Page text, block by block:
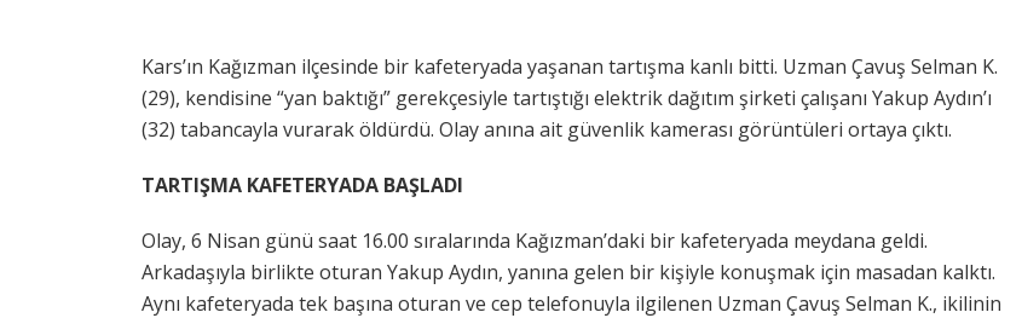
Kars’ın Kağızman ilçesinde bir kafeteryada yaşanan tartışma kanlı bitti. Uzman Çavuş Selman K.
(29), kendisine “yan baktığı” gerekçesiyle tartıştığı elektrik dağıtım şirketi çalışanı Yakup Aydın’ı
(32) tabancayla vurarak öldürdü. Olay anına ait güvenlik kamerası görüntüleri ortaya çıktı.
TARTIŞMA KAFETERYADA BAŞLADI
Olay, 6 Nisan günü saat 16.00 sıralarında Kağızman’daki bir kafeteryada meydana geldi.
Arkadaşıyla birlikte oturan Yakup Aydın, yanına gelen bir kişiyle konuşmak için masadan kalktı.
Aynı kafeteryada tek başına oturan ve cep telefonuyla ilgilenen Uzman Çavuş Selman K., ikilinin